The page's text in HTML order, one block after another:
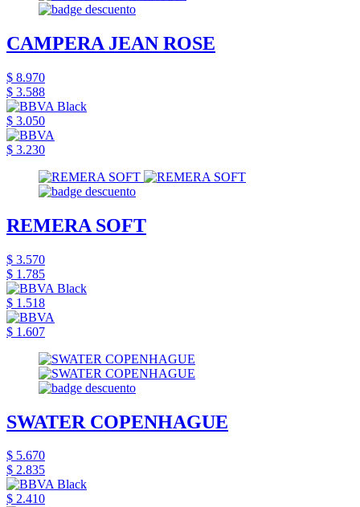
CAMPERA JEAN ROSE
$ 8.970
$ 3.588
$ 3.050
$ 3.230
REMERA SOFT
$ 3.570
$ 1.785
$ 1.518
$ 1.607
SWATER COPENHAGUE
$ 5.670
$ 2.835
$ 2.410